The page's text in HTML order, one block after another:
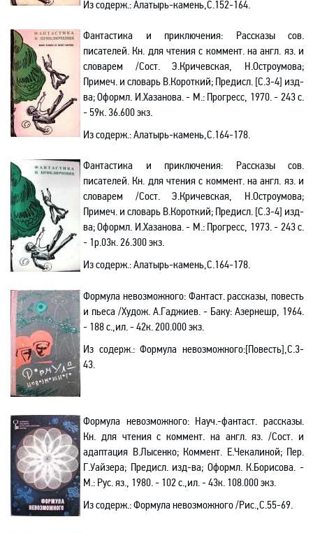
Из содерж.:Алатырь-камень,С.152-164.
Фантастика и приключения: Рассказы сов.
писателей. Кн. для чтения с коммент. на англ. яз. и
словарем /Сост. Э.Кричевская, Н.Остроумова;
Примеч. и словарь В.Короткий; Предисл. [С.3-4] изд-
ва; Оформл. И.Хазанова. - М.: Прогресс, 1970. - 243 с.
- 59к. 36.600 экз.
Из содерж.:Алатырь-камень,С.164-178.
Фантастика и приключения: Рассказы сов.
писателей. Кн. для чтения с коммент. на англ. яз. и
словарем /Сост. Э.Кричевская, Н.Остроумова;
Примеч. и словарь В.Короткий; Предисл. [С.3-4] изд-
ва; Оформл. И.Хазанова. - М.: Прогресс, 1973. - 243 с.
- 1р.03к. 26.300 экз.
Из содерж.:Алатырь-камень,С.164-178.
Формула невозможного: Фантаст.рассказы, повесть
и пьеса /Худож. А.Гаджиев. - Баку: Азернешр, 1964.
- 188 с.,ил. - 42к. 200.000 экз.
Из содерж.:Формула невозможного:[Повесть],С.3-
43.
Формула невозможного: Науч.-фантаст. рассказы.
Кн. для чтения с коммент. на англ. яз. /Сост. и
адаптация В.Лысенко; Коммент. Е.Чекалиной; Пер.
Г.Уайзера; Предисл. изд-ва; Оформл. К.Борисова. -
М.: Рус. яз., 1980. - 102 с.,ил. - 43к. 108.000 экз.
Из содерж.:Формула невозможного /Рис.,С.55-69.